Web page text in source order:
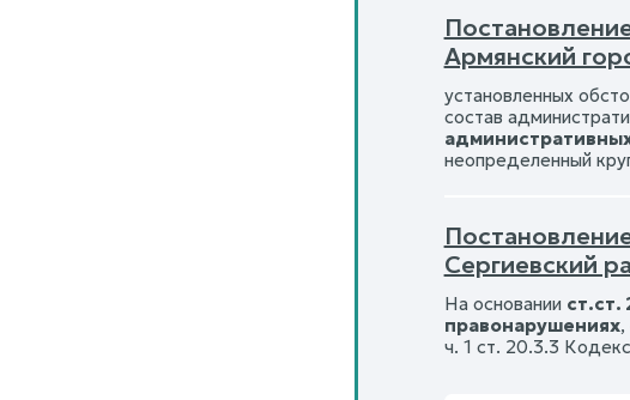
Армянский
установленных
состав
неопределенный
Сергиевский
На основании ст.ст.
правонарушениях,
ч. 1 ст. 20.3.3